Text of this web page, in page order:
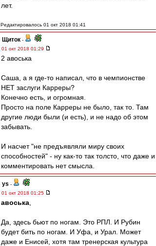
лет.
Редактировалось 01 окт 2018 01:41
Щиток -
01 окт 2018 01:29
2 авоська
Саша, а я где-то написал, что в чемпионстве
НЕТ заслуги Карреры?
Конечно есть, и огромная.
Просто на поле Карреры не было, так то. Там
другие люди были (и есть), и не надо об этом
забывать.
И насчет "не предъявляли миру своих
способностей" - ну как-то так толсто, что даже и
комментировать нет смысла.
ys -
01 окт 2018 01:25
авоська
Да, здесь бьют по ногам. Это РПЛ. И Рубин
будет бить по ногам. И Уфа, и Урал. Может
даже и Енисей, хотя там тренерская культура